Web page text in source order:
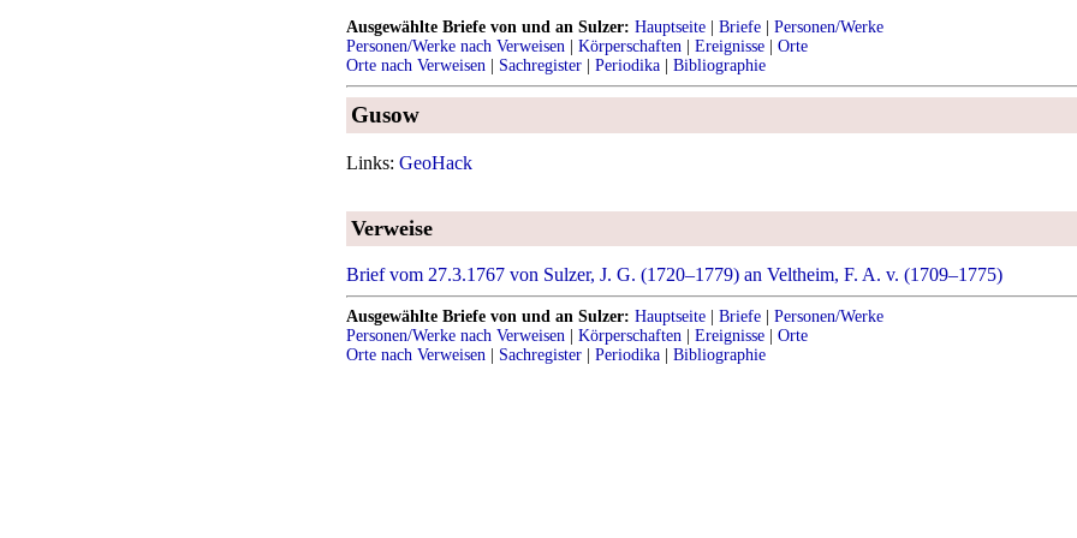
Ausgewählte Briefe von und an Sulzer: Hauptseite | Briefe | Personen/Werke
Personen/Werke nach Verweisen | Körperschaften | Ereignisse | Orte
Orte nach Verweisen | Sachregister | Periodika | Bibliographie
Gusow
Links: GeoHack
Verweise
Brief vom 27.3.1767 von Sulzer, J. G. (1720–1779) an Veltheim, F. A. v. (1709–1775)
Ausgewählte Briefe von und an Sulzer: Hauptseite | Briefe | Personen/Werke
Personen/Werke nach Verweisen | Körperschaften | Ereignisse | Orte
Orte nach Verweisen | Sachregister | Periodika | Bibliographie